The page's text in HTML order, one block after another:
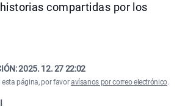
compartidas por los
2025. 12. 27 22:02
esta página, por favoravísanos por correo electrónico.